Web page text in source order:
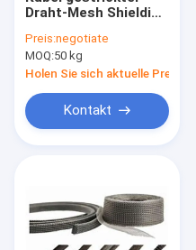
Draht-Mesh Shielding
Corrosions-
Widerstand
Preis:negotiate
MOQ:50 kg
Holen Sie sich aktuelle Preis
Kontakt